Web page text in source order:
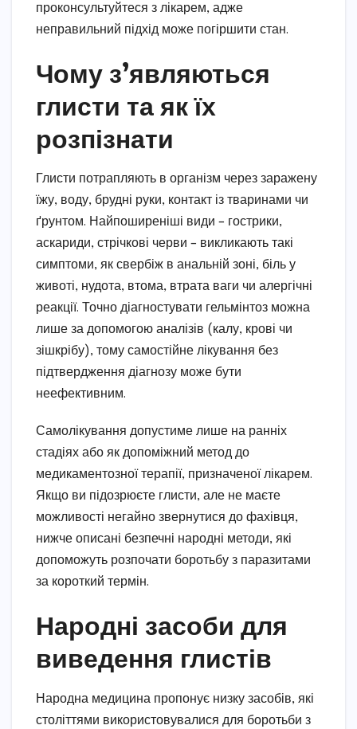
проконсультуйтеся з лікарем, адже
неправильний підхід може погіршити стан.
Чому з’являються
глисти та як їх
розпізнати
Глисти потрапляють в організм через заражену
їжу, воду, брудні руки, контакт із тваринами чи
ґрунтом. Найпоширеніші види – гострики,
аскариди, стрічкові черви – викликають такі
симптоми, як свербіж в анальній зоні, біль у
животі, нудота, втома, втрата ваги чи алергічні
реакції. Точно діагностувати гельмінтоз можна
лише за допомогою аналізів (калу, крові чи
зішкрібу), тому самостійне лікування без
підтвердження діагнозу може бути
неефективним.
Самолікування допустиме лише на ранніх
стадіях або як допоміжний метод до
медикаментозної терапії, призначеної лікарем.
Якщо ви підозрюєте глисти, але не маєте
можливості негайно звернутися до фахівця,
нижче описані безпечні народні методи, які
допоможуть розпочати боротьбу з паразитами
за короткий термін.
Народні засоби для
виведення глистів
Народна медицина пропонує низку засобів, які
століттями використовувалися для боротьби з